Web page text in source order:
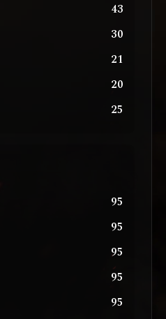
43
30
21
20
25
95
95
95
95
95